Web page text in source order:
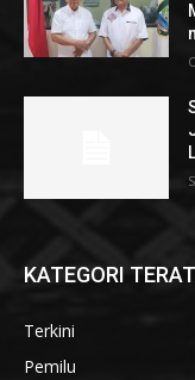
KATEGORI
Terkini
Pemilu